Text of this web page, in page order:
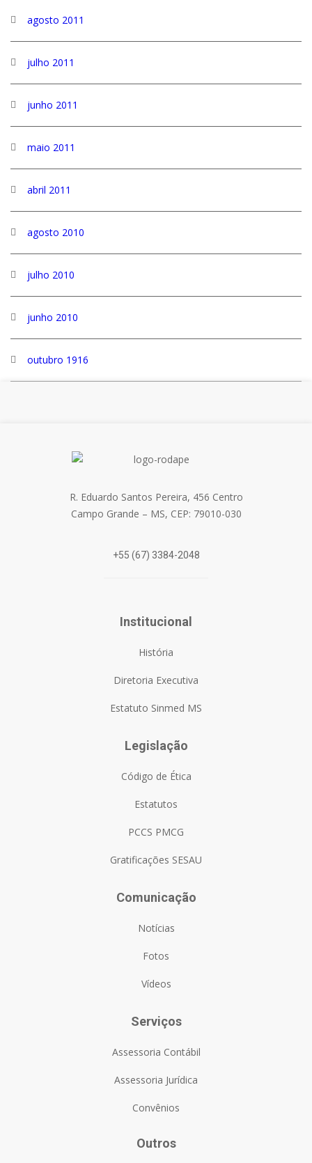
agosto 2011
julho 2011
junho 2011
maio 2011
abril 2011
agosto 2010
julho 2010
junho 2010
outubro 1916
R. Eduardo Santos Pereira, 456 Centro
Campo Grande – MS, CEP: 79010-030
+55 (67) 3384-2048
Institucional
História
Diretoria Executiva
Estatuto Sinmed MS
Legislação
Código de Ética
Estatutos
PCCS PMCG
Gratificações SESAU
Comunicação
Notícias
Fotos
Vídeos
Serviços
Assessoria Contábil
Assessoria Jurídica
Convênios
Outros